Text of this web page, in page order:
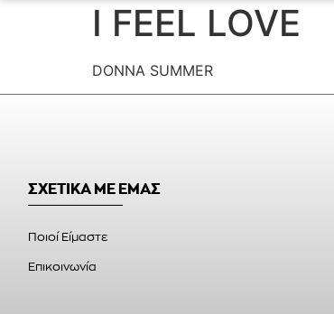
I FEEL LOVE
DONNA SUMMER
ΣΧΕΤΙΚΑ ΜΕ ΕΜΑΣ
Ποιοί Είμαστε
Επικοινωνία